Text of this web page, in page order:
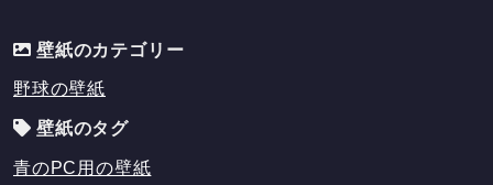
壁紙のカテゴリー
野球の壁紙
壁紙のタグ
青のPC用の壁紙